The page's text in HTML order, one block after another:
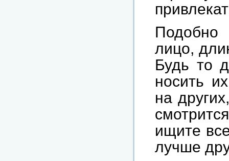
Подобно
лицо,
Будь то
носить
на
ищите
лучше